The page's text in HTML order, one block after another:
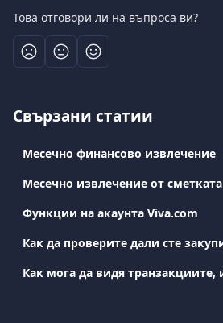
Това отговори ли на въпроса ви?
Свързани статии
Месечно финансово извлечение
Месечно извлечение от сметката
Функции на акаунта Viva.com